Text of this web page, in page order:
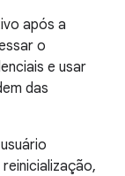
após a
o
e usar
das